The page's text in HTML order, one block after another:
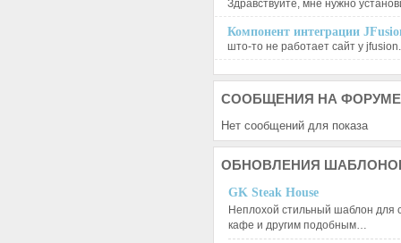
Здравствуйте, мне нужно
Компонент интеграции
што-то не работает сайт у
СООБЩЕНИЯ НА ФОРУМЕ
Нет сообщений для показа
ОБНОВЛЕНИЯ
GK Steak House
Неплохой стильный шаблон для
кафе и другим подобным…